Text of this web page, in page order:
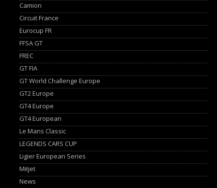
Camion
Circuit France
Eurocup FR
FFSA GT
FREC
GT FIA
GT World Challenge Europe
GT2 Europe
GT4 Europe
GT4 European
Le Mans Classic
LEGENDS CARS CUP
Ligier European Series
Mitjet
News